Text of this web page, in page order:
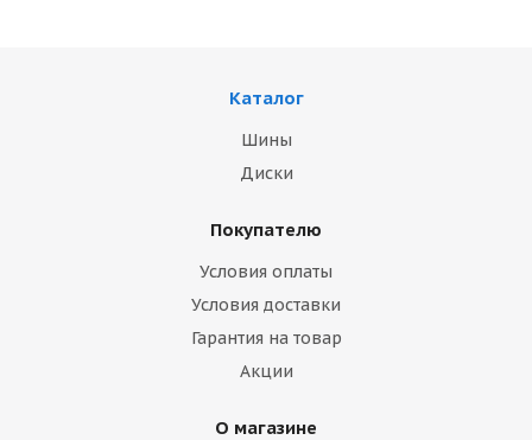
Каталог
Шины
Диски
Покупателю
Условия оплаты
Условия доставки
Гарантия на товар
Акции
О магазине